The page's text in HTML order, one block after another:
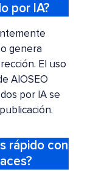
por IA?
genera
El uso
AIOSEO
por IA se
rápido con